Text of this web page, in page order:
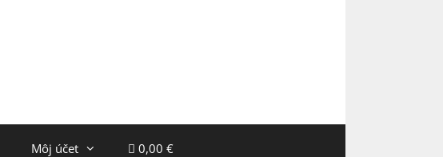
Môj účet 0,00 €